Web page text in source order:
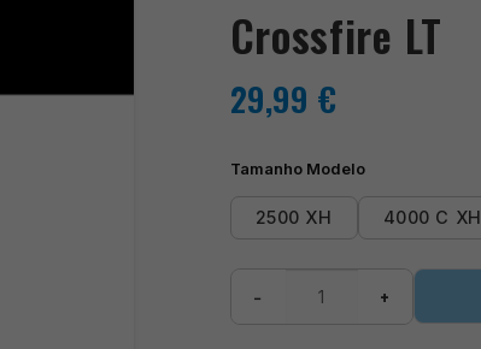
Crossfire LT
29,99 €
Tamanho Modelo
2500 XH 4000 C XH
− +